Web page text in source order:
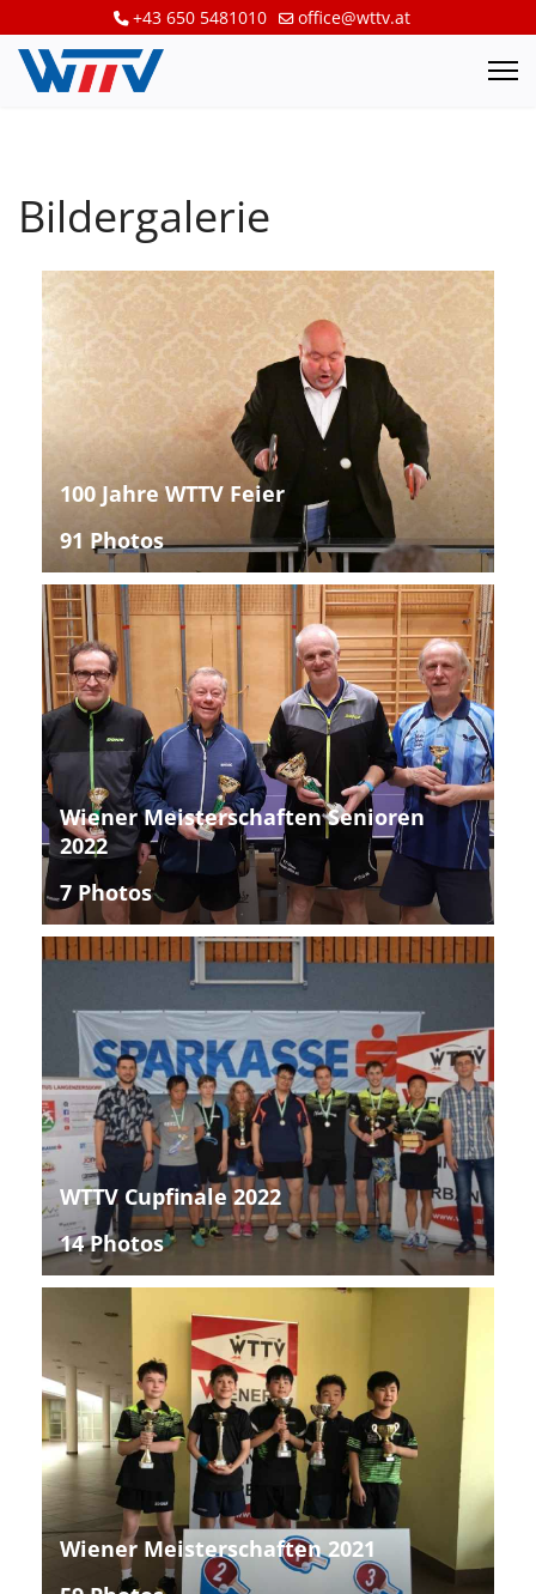
+43 650 5481010 office@wttv.at
Bildergalerie
100 Jahre WTTV Feier
91 Photos
Wiener Meisterschaften Senioren
2022
7 Photos
WTTV Cupfinale 2022
14 Photos
Wiener Meisterschaften 2021